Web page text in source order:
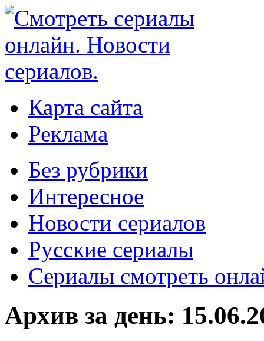
Карта сайта
Реклама
Без рубрики
Интересное
Новости сериалов
Русские сериалы
Сериалы смотреть
Архив за день: